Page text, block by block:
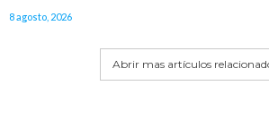
8 agosto, 2026
Abrir mas artículos